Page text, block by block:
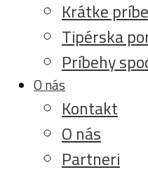
Krátke
Tipérska
Príbehy
O nás
Kontakt
O nás
Partneri